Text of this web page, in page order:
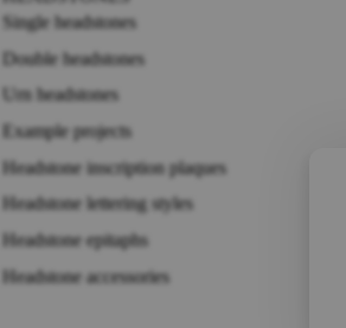
Single headstones
Double headstones
Urn headstones
Example projects
Headstone inscription plaques
Headstone lettering styles
Headstone epitaphs
Headstone accessories